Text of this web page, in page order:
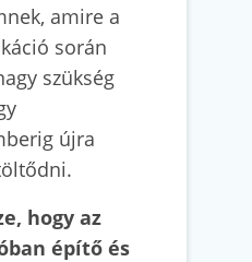
amire a
során
szükség
újra
hogy az
építő és